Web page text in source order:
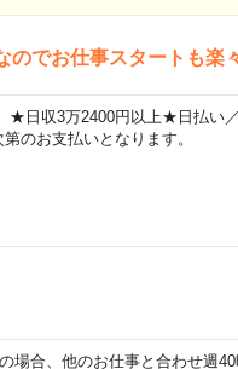
のでお仕事スタートも楽
★日収3万2400円以上★日払い
のお支払いとなります。
合、他のお仕事と合わせ週40